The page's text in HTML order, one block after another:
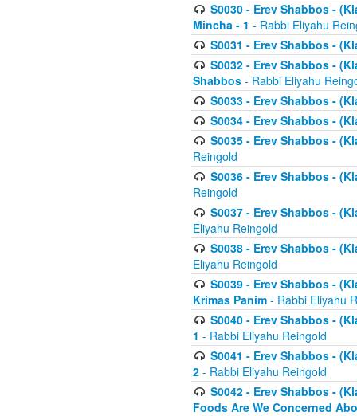
S0030 - Erev Shabbos -
Mincha - 1 - Rabbi Eliyahu
S0031 - Erev Shabbos -
S0032 - Erev Shabbos -
Shabbos - Rabbi Eliyahu
S0033 - Erev Shabbos -
S0034 - Erev Shabbos -
S0035 - Erev Shabbos -
Reingold
S0036 - Erev Shabbos -
Reingold
S0037 - Erev Shabbos -
Eliyahu Reingold
S0038 - Erev Shabbos -
Eliyahu Reingold
S0039 - Erev Shabbos -
Krimas Panim - Rabbi Eliyahu
S0040 - Erev Shabbos -
1 - Rabbi Eliyahu Reingold
S0041 - Erev Shabbos -
2 - Rabbi Eliyahu Reingold
S0042 - Erev Shabbos -
Foods Are We Concerned